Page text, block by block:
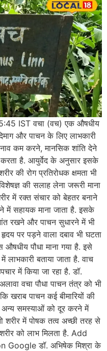
IST वचा (वच) एक औषधीय
और पाचन के लिए लाभकारी
कम करने, मानसिक शांति देने
है. आयुर्वेद के अनुसार इसके
की रोग प्रतिरोधक क्षमता भी
की सलाह लेना जरूरी माना
में रक्त संचार को बेहतर बनाने
सहायक माना जाता है. इसके
रखने और पाचन सुधारने में भी
पर पड़ने वाला दबाव भी घटता
पौधा माना गया है. इसे
बताया जाता है. वाच
में किया जा रहा है. डॉ.
वचा पौधा पाचन तंत्र को भी
खराब पाचन कई बीमारियों की
समस्याओं को दूर करने में
शरीर में पोषक तत्व अच्छी तरह से
को लाभ मिलता है. Add
डॉ. अभिषेक मिश्रा के